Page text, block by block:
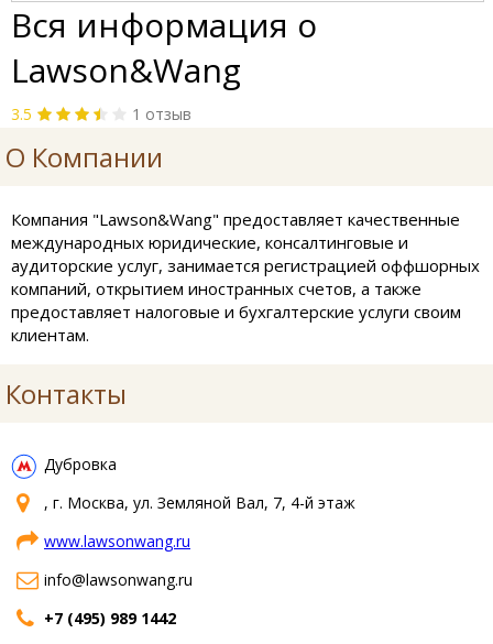
Вся информация о
Lawson&Wang
3.5 1 отзыв
О Компании
Компания "Lawson&Wang" предоставляет качественные
международных юридические, консалтинговые и
аудиторские услуг, занимается регистрацией оффшорных
компаний, открытием иностранных счетов, а также
предоставляет налоговые и бухгалтерские услуги своим
клиентам.
Контакты
Дубровка
, г. Москва, ул. Земляной Вал, 7, 4-й этаж
www.lawsonwang.ru
info@lawsonwang.ru
+7 (495) 989 1442